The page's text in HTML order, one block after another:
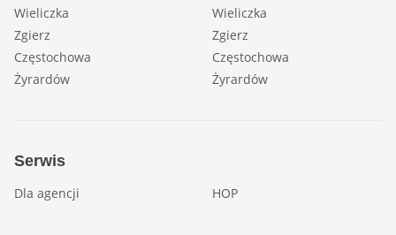
Wieliczka
Zgierz
Częstochowa
Żyrardów
Wieliczka
Zgierz
Częstochowa
Żyrardów
Serwis
Dla agencji HOP